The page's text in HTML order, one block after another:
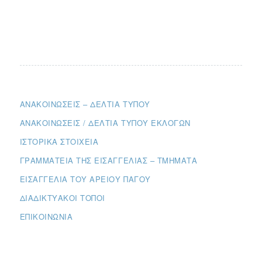
ΑΝΑΚΟΙΝΏΣΕΙΣ – ΔΕΛΤΊΑ ΤΎΠΟΥ
ΑΝΑΚΟΙΝΏΣΕΙΣ / ΔΕΛΤΊΑ ΤΎΠΟΥ ΕΚΛΟΓΏΝ
ΙΣΤΟΡΙΚΆ ΣΤΟΙΧΕΊΑ
ΓΡΑΜΜΑΤΕΊΑ ΤΗΣ ΕΙΣΑΓΓΕΛΊΑΣ – ΤΜΉΜΑΤΑ
ΕΙΣΑΓΓΕΛΊΑ ΤΟΥ ΑΡΕΊΟΥ ΠΆΓΟΥ
ΔΙΑΔΙΚΤΥΑΚΟΊ ΤΌΠΟΙ
ΕΠΙΚΟΙΝΩΝΊΑ